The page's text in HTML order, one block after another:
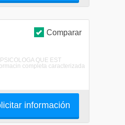
Comparar
QUE EST
completa caracterizada
información